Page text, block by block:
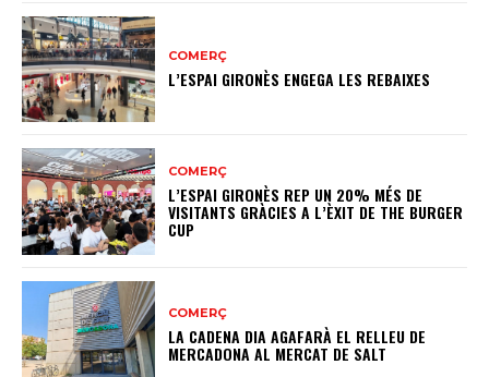
COMERÇ
L’ESPAI GIRONÈS ENGEGA LES REBAIXES
COMERÇ
L’ESPAI GIRONÈS REP UN 20% MÉS DE
VISITANTS GRÀCIES A L’ÈXIT DE THE BURGER
CUP
COMERÇ
LA CADENA DIA AGAFARÀ EL RELLEU DE
MERCADONA AL MERCAT DE SALT